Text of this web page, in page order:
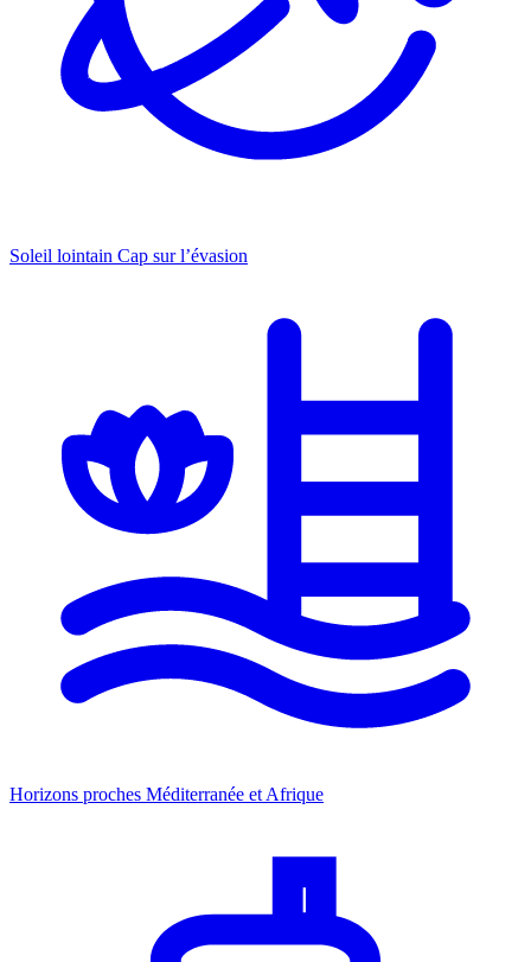
Soleil lointain Cap sur l’évasion
Horizons proches Méditerranée et Afrique